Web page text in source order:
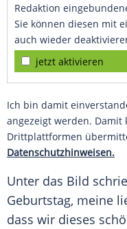
Redaktion
Sie können diesen mit
auch wieder
jetzt aktivieren
Ich bin damit
angezeigt werden. Damit
Drittplattformen
Datenschutzhinweisen.
Unter das Bild
Geburtstag, meine
dass wir dieses